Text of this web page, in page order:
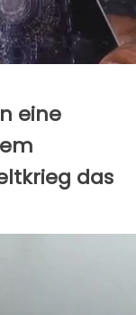
eine
das